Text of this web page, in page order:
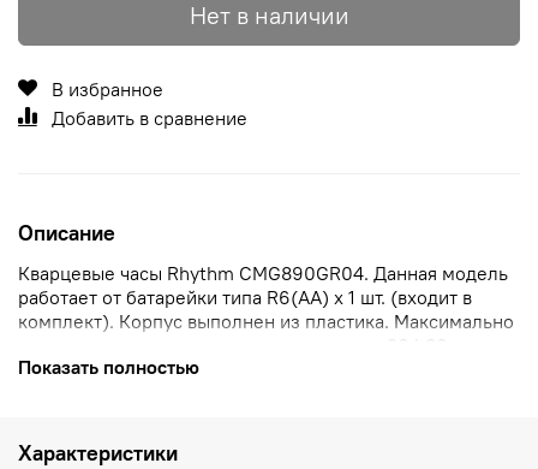
Нет в наличии
В избранное
Добавить в сравнение
Описание
Кварцевые часы Rhythm CMG890GR04. Данная модель
работает от батарейки типа R6(AA) x 1 шт. (входит в
комплект). Корпус выполнен из пластика. Максимально
допустимая погрешность точности хода +30/-30 секунд
в месяц. Ход секундной стрелки — плавный
Показать полностью
Характеристики